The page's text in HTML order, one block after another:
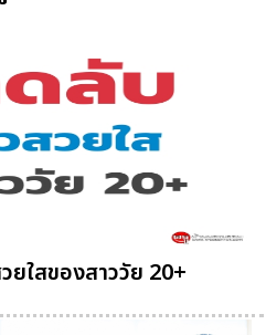
ยใสของสาววัย 20+